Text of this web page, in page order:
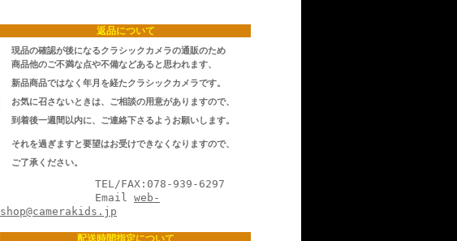
返品について
現品の確認が後になるクラシックカメラの通販のため
商品他のご不満な点や不備などあると思われます、
新品商品ではなく年月を経たクラシックカメラです。
お気に召さないときは、ご相談の用意がありますので、
到着後一週間以内に、ご連絡下さるようお願いします。
それを過ぎますと要望はお受けできなくなりますので、
ご了承ください。
TEL/FAX:078-939-6297
Email web-
shop@camerakids.jp
配送時間指定について